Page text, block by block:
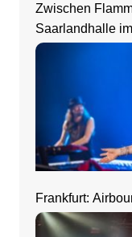
Zwischen
Saarlandhalle
Frankfurt: